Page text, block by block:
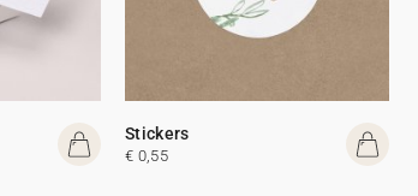
Stickers
€ 0,55